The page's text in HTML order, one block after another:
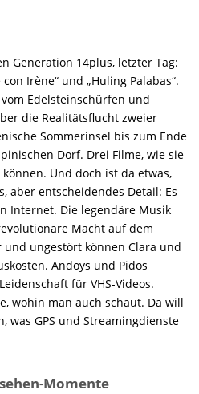
Generation 14plus, letzter Tag:
con Irène“ und „Huling Palabas“.
Edelsteinschürfen und
die Realitätsflucht zweier
Sommerinsel bis zum Ende
Dorf. Drei Filme, wie sie
Und doch ist da etwas,
aber entscheidendes Detail: Es
Internet. Die legendäre Musik
Macht auf dem
ungestört können Clara und
Andoys und Pidos
für VHS-Videos.
wohin man auch schaut. Da will
was GPS und Streamingdienste
Momente